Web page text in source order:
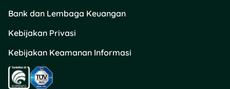
Bank dan Lembaga Keuangan
Kebijakan Privasi
Kebijakan Keamanan Informasi